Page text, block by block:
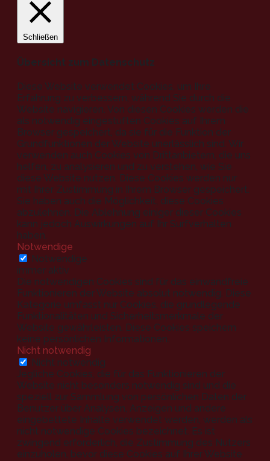
Schließen
Übersicht zum Datenschutz
Diese Website verwendet Cookies, um Ihre
Erfahrung zu verbessern, während Sie durch die
Website navigieren. Von diesen Cookies werden die
als notwendig eingestuften Cookies auf Ihrem
Browser gespeichert, da sie für die Funktion der
Grundfunktionen der Website unerlässlich sind. Wir
verwenden auch Cookies von Drittanbietern, die uns
helfen, zu analysieren und zu verstehen, wie Sie
diese Website nutzen. Diese Cookies werden nur
mit Ihrer Zustimmung in Ihrem Browser gespeichert.
Sie haben auch die Möglichkeit, diese Cookies
abzulehnen. Die Ablehnung einiger dieser Cookies
kann jedoch Auswirkungen auf Ihr Surfverhalten
haben.
Notwendige
Notwendige
immer aktiv
Die notwendigen Cookies sind für das einwandfreie
Funktionieren der Website absolut notwendig. Diese
Kategorie umfasst nur Cookies, die grundlegende
Funktionalitäten und Sicherheitsmerkmale der
Website gewährleisten. Diese Cookies speichern
keine persönlichen Informationen.
Nicht notwendig
Nicht notwendig
Jegliche Cookies, die für das Funktionieren der
Website nicht besonders notwendig sind und die
speziell zur Sammlung von persönlichen Daten der
Benutzer über Analysen, Anzeigen und andere
eingebettete Inhalte verwendet werden, werden als
nicht notwendige Cookies bezeichnet. Es ist
zwingend erforderlich, die Zustimmung des Nutzers
einzuholen, bevor diese Cookies auf Ihrer Website